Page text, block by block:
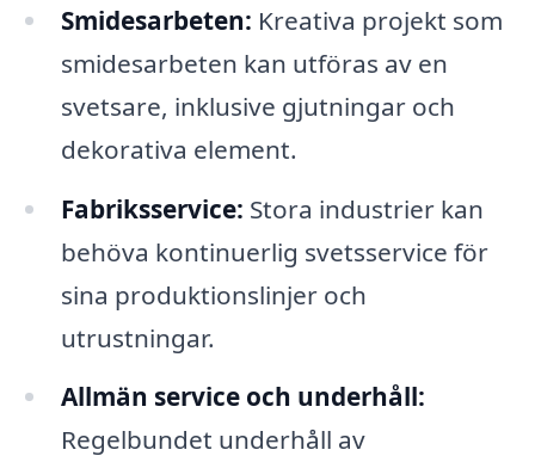
Smidesarbeten: Kreativa projekt som
smidesarbeten kan utföras av en
svetsare, inklusive gjutningar och
dekorativa element.
Fabriksservice: Stora industrier kan
behöva kontinuerlig svetsservice för
sina produktionslinjer och
utrustningar.
Allmän service och underhåll:
Regelbundet underhåll av